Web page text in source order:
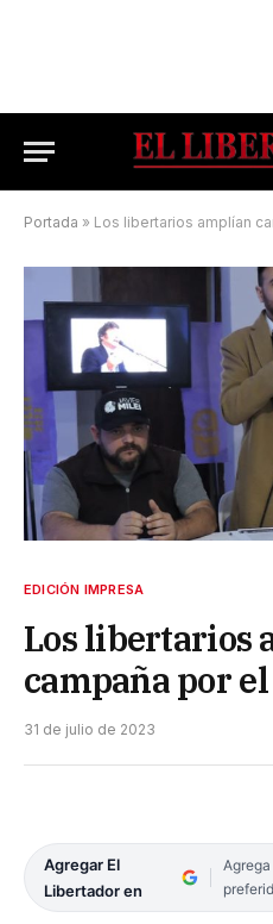
Portada » Los libertarios amplían
EDICIÓN IMPRESA
Los libertarios
campaña por
31 de julio de 2023
Agregar El
Libertador en